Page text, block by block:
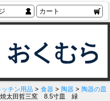
カート
ッチン用品 > 食器 > 陶器 > 陶器の皿
焼太田哲三窯 8.5寸皿 緑